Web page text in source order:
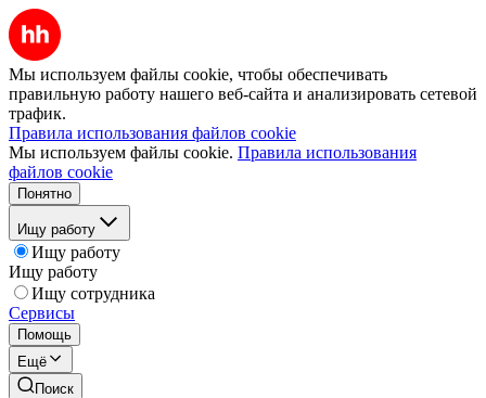
Мы используем файлы cookie, чтобы обеспечивать
правильную работу нашего веб-сайта и анализировать сетевой
трафик.
Правила использования файлов cookie
Мы используем файлы cookie. Правила использования
файлов cookie
Понятно
Ищу работу
Ищу работу
Ищу работу
Ищу сотрудника
Сервисы
Помощь
Ещё
Поиск